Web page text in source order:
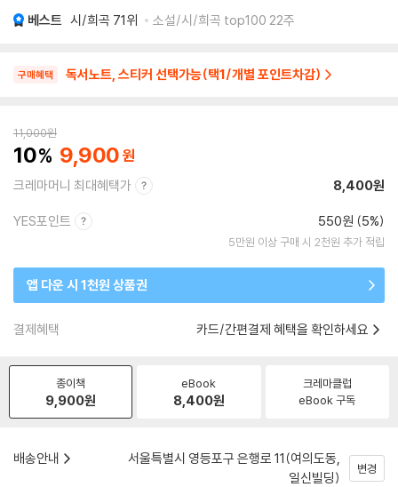
베스트 시/희곡 71위 소설/시/희곡 top100 22주
구매혜택 독서노트, 스티커 선택가능(택1/개별 포인트차감)
11,000원
10 9,900
크레마머니 최대혜택가 8,400원
YES포인트 550원 (5%)
5만원 이상 구매 시 2천원 추가 적립
앱 다운 시 1천원 상품권
결제혜택 카드/간편결제 혜택을 확인하세요
종이책
9,900원
eBook
8,400원
크레마클럽
eBook 구독
배송안내
서울특별시 영등포구 은행로 11(여의도동,
일신빌딩)
변경